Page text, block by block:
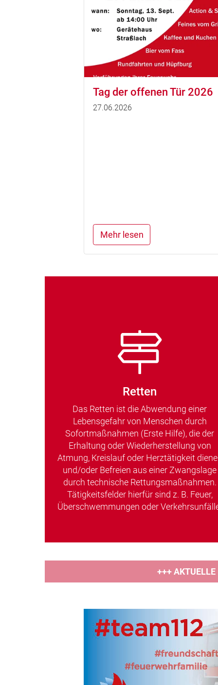
Tag der offenen Tür 2026
27.06.2026
Mehr lesen
Retten
Das Retten ist die Abwendung einer
Lebensgefahr von Menschen durch
Sofortmaßnahmen (Erste Hilfe), die der
Erhaltung oder Wiederherstellung von
Atmung, Kreislauf oder Herztätigkeit
und/oder Befreien aus einer Zwangslage
durch technische Rettungsmaßnahmen.
Tätigkeitsfelder hierfür sind z. B. Feuer,
Überschwemmungen oder
+++ AKTUELLE